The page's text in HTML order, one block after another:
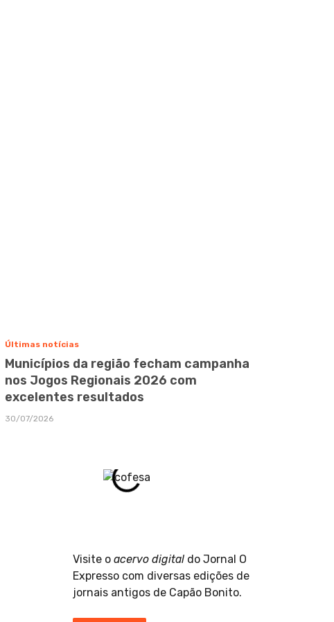
Últimas notícias
Municípios da região fecham campanha
nos Jogos Regionais 2026 com
excelentes resultados
30/07/2026
Visite o acervo digital do Jornal O
Expresso com diversas edições de
jornais antigos de Capão Bonito.